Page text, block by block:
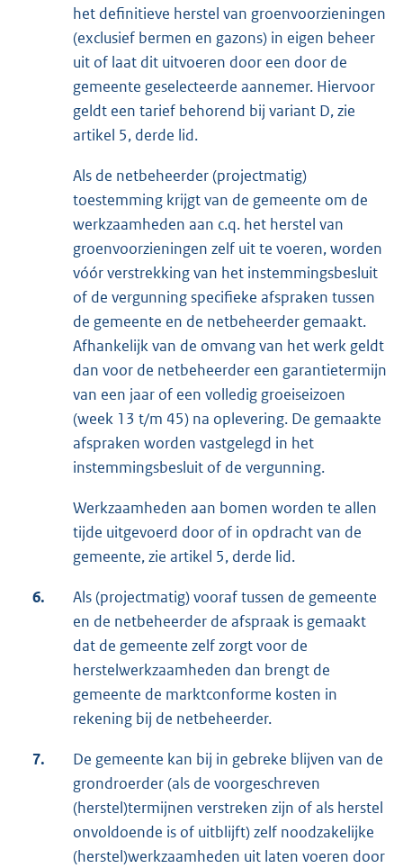
het definitieve herstel van groenvoorzieningen
(exclusief bermen en gazons) in eigen beheer
uit of laat dit uitvoeren door een door de
gemeente geselecteerde aannemer. Hiervoor
geldt een tarief behorend bij variant D, zie
artikel 5, derde lid.
Als de netbeheerder (projectmatig)
toestemming krijgt van de gemeente om de
werkzaamheden aan c.q. het herstel van
groenvoorzieningen zelf uit te voeren, worden
vóór verstrekking van het instemmingsbesluit
of de vergunning specifieke afspraken tussen
de gemeente en de netbeheerder gemaakt.
Afhankelijk van de omvang van het werk geldt
dan voor de netbeheerder een garantietermijn
van een jaar of een volledig groeiseizoen
(week 13 t/m 45) na oplevering. De gemaakte
afspraken worden vastgelegd in het
instemmingsbesluit of de vergunning.
Werkzaamheden aan bomen worden te allen
tijde uitgevoerd door of in opdracht van de
gemeente, zie artikel 5, derde lid.
6.
Als (projectmatig) vooraf tussen de gemeente
en de netbeheerder de afspraak is gemaakt
dat de gemeente zelf zorgt voor de
herstelwerkzaamheden dan brengt de
gemeente de marktconforme kosten in
rekening bij de netbeheerder.
7.
De gemeente kan bij in gebreke blijven van de
grondroerder (als de voorgeschreven
(herstel)termijnen verstreken zijn of als herstel
onvoldoende is of uitblijft) zelf noodzakelijke
(herstel)werkzaamheden uit laten voeren door